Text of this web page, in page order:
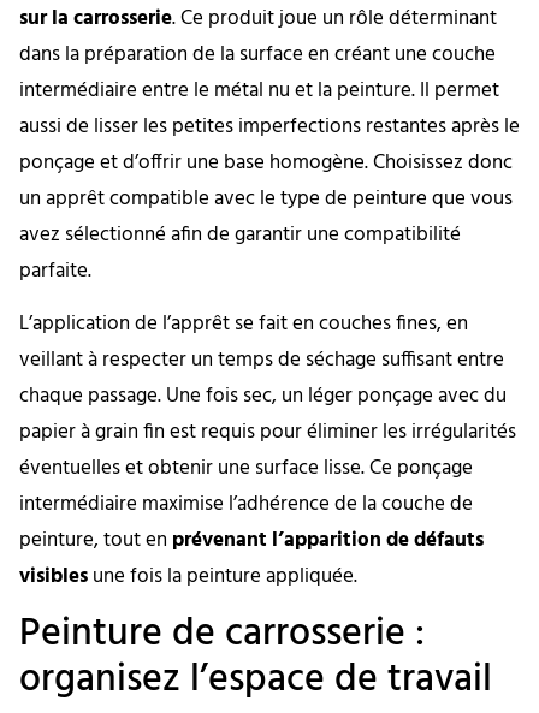
sur la carrosserie. Ce produit joue un rôle déterminant
dans la préparation de la surface en créant une couche
intermédiaire entre le métal nu et la peinture. Il permet
aussi de lisser les petites imperfections restantes après le
ponçage et d’offrir une base homogène. Choisissez donc
un apprêt compatible avec le type de peinture que vous
avez sélectionné afin de garantir une compatibilité
parfaite.
L’application de l’apprêt se fait en couches fines, en
veillant à respecter un temps de séchage suffisant entre
chaque passage. Une fois sec, un léger ponçage avec du
papier à grain fin est requis pour éliminer les irrégularités
éventuelles et obtenir une surface lisse. Ce ponçage
intermédiaire maximise l’adhérence de la couche de
peinture, tout en prévenant l’apparition de défauts
visiblesune fois la peinture appliquée.
Peinture de carrosserie :
organisez l’espace de travail